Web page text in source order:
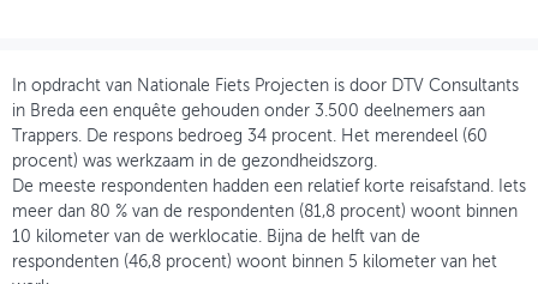
MIJN PROFIEL
GEBRUIKER
In opdracht van Nationale Fiets Projecten is door DTV Consultants
in Breda een enquête gehouden onder 3.500 deelnemers aan
Trappers. De respons bedroeg 34 procent. Het merendeel (60
procent) was werkzaam in de gezondheidszorg.
De meeste respondenten hadden een relatief korte reisafstand. Iets
meer dan 80 % van de respondenten (81,8 procent) woont binnen
10 kilometer van de werklocatie. Bijna de helft van de
respondenten (46,8 procent) woont binnen 5 kilometer van het